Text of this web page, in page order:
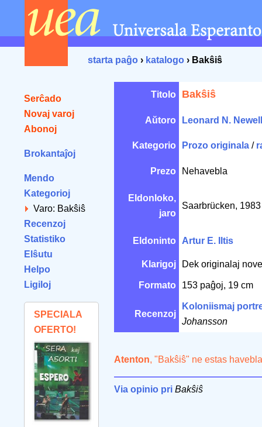
starta paĝo › katalogo › Bakŝiŝ
Serĉado
Novaj varoj
Abonoj
Brokantaĵoj
Mendo
Kategorioj
Varo: Bakŝiŝ
Recenzoj
Statistiko
Elŝutu
Helpo
Ligiloj
SPECIALA
OFERTO!
Titolo Bakŝiŝ
Aŭtoro Leonard N. Newell
Kategorio Prozo originala /
Prezo Nehavebla
Eldonloko,
jaro
Saarbrücken,
Eldoninto Artur E. Iltis
Klarigoj Dek originalaj
Formato 153 paĝoj, 19 cm
Recenzoj
Koloniismaj
Johansson
Atenton, "Bakŝiŝ" ne estas
Via opinio pri Bakŝiŝ